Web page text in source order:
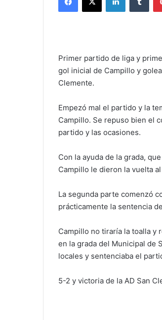
Primer partido de liga y
gol inicial de Campillo y
Clemente.
Empezó mal el partido y la
Campillo. Se repuso bien el
partido y las ocasiones.
Con la ayuda de la grada,
Campillo le dieron la vuelta
La segunda parte comenzó
prácticamente la sentencia
Campillo no tiraría la toalla
en la grada del Municipal de
locales y sentenciaba el
5-2 y victoria de la AD San